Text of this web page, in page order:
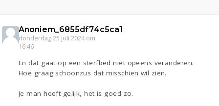
Anoniem_6855df74c5ca1
donderdag 25 juli 2024 om
16:46
En dat gaat op een sterfbed niet opeens veranderen.
Hoe graag schoonzus dat misschien wil zien.
Je man heeft gelijk, het is goed zo.